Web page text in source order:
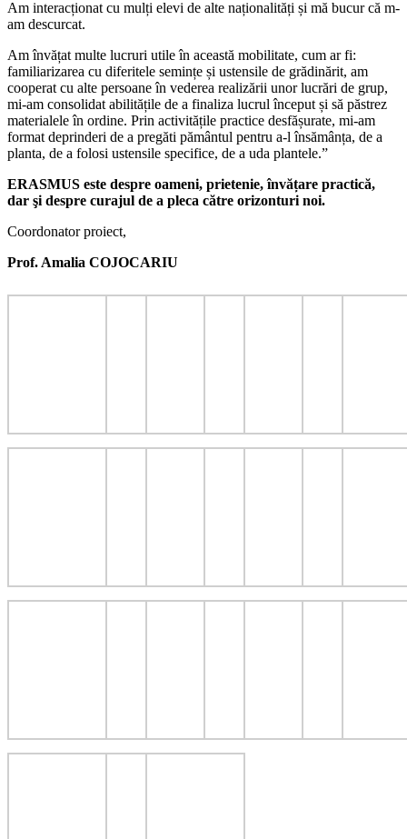
Am interacționat cu mulți elevi de alte naționalități și mă bucur că m-
am descurcat.
Am învățat multe lucruri utile în această mobilitate, cum ar fi:
familiarizarea cu diferitele semințe și ustensile de grădinărit, am
cooperat cu alte persoane în vederea realizării unor lucrări de grup,
mi-am consolidat abilitățile de a finaliza lucrul început și să păstrez
materialele în ordine. Prin activitățile practice desfășurate, mi-am
format deprinderi de a pregăti pământul pentru a-l însămânța, de a
planta, de a folosi ustensile specifice, de a uda plantele.”
ERASMUS este despre oameni, prietenie, învățare practică,
dar şi despre curajul de a pleca către orizonturi noi.
Coordonator proiect,
Prof. Amalia COJOCARIU